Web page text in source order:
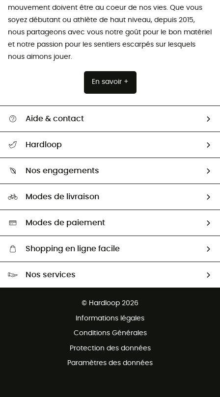
mouvement doivent être au coeur de nos vies. Que vous
soyez débutant ou athlète de haut niveau, depuis 2015,
nous partageons avec vous notre goût pour le bon matériel
et notre passion pour les sentiers escarpés sur lesquels
nous aimons jouer.
En savoir +
Aide & contact
Retour & remboursement
Guide des tailles
Seconde Main
Aide & Contact
Hardloop
HardGuides
Nos engagements
Sélection éco-responsable
Modes de livraison
Modes de paiement
Shopping en ligne facile
Nos services
© Hardloop 2026
Informations légales
Conditions Générales
Protection des données
Paramètres des données